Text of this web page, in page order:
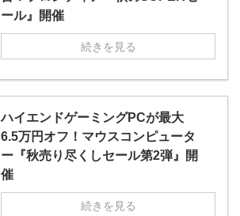
ール』開催
続きを見る
ハイエンドゲーミングPCが最大
6.5万円オフ！マウスコンピュータ
ー『秋売り尽くしセール第2弾』開
催
続きを見る